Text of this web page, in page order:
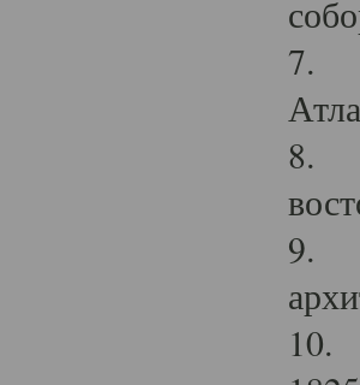
7.
8.
9.
10.